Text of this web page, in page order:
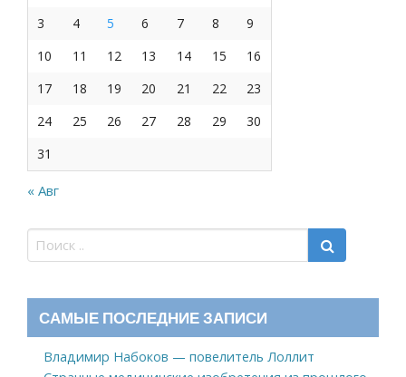
3
4 5 6 7 8
9
10
11 12 13 14 15
16
17
18 19 20 21 22
23
24
25 26 27 28 29
30
31
« Авг
САМЫЕ ПОСЛЕДНИЕ ЗАПИСИ
Владимир Набоков — повелитель Лоллит